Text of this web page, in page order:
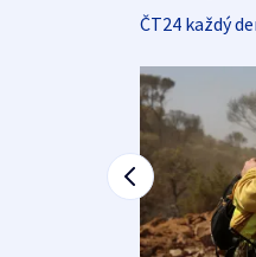
ČT24 každý